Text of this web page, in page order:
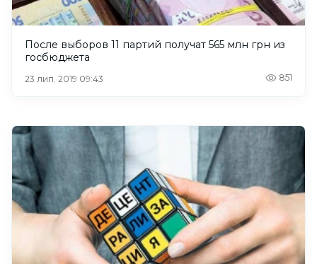
После выборов 11 партий получат 565 млн грн из
госбюджета
23 лип. 2019 09:43 851